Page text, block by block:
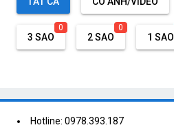
3 SAO
0
2 SAO
0
1 SAO
Hotline: 0978.393.187